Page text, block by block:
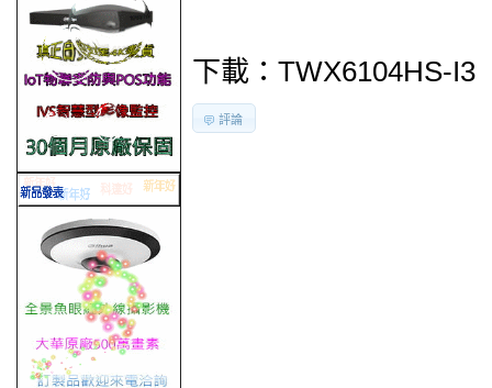
下載： TWX6104HS-I3
評論